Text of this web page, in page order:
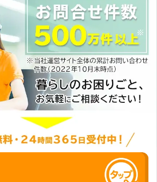
す。 このジャンプスターターによる
充電は、実は危険があります。接続す
る順番を間違えてしまうと、引火して
しまって火災を引き起こす恐れがあり
ます。そのためバッテリー上がりを解
消するときは、弊社に依頼した方が安
心なのです。 株式会社アイルロック
アンドセキュリティーは、愛知県・静
岡県・岐阜県・三重県を中心にお客様
のバッテリー上がりのご依頼を承って
います。ジャンプスターターでお客様
のバッテリー上がりを解決いたします
ので、お困りのときは弊社までご連絡
ください！